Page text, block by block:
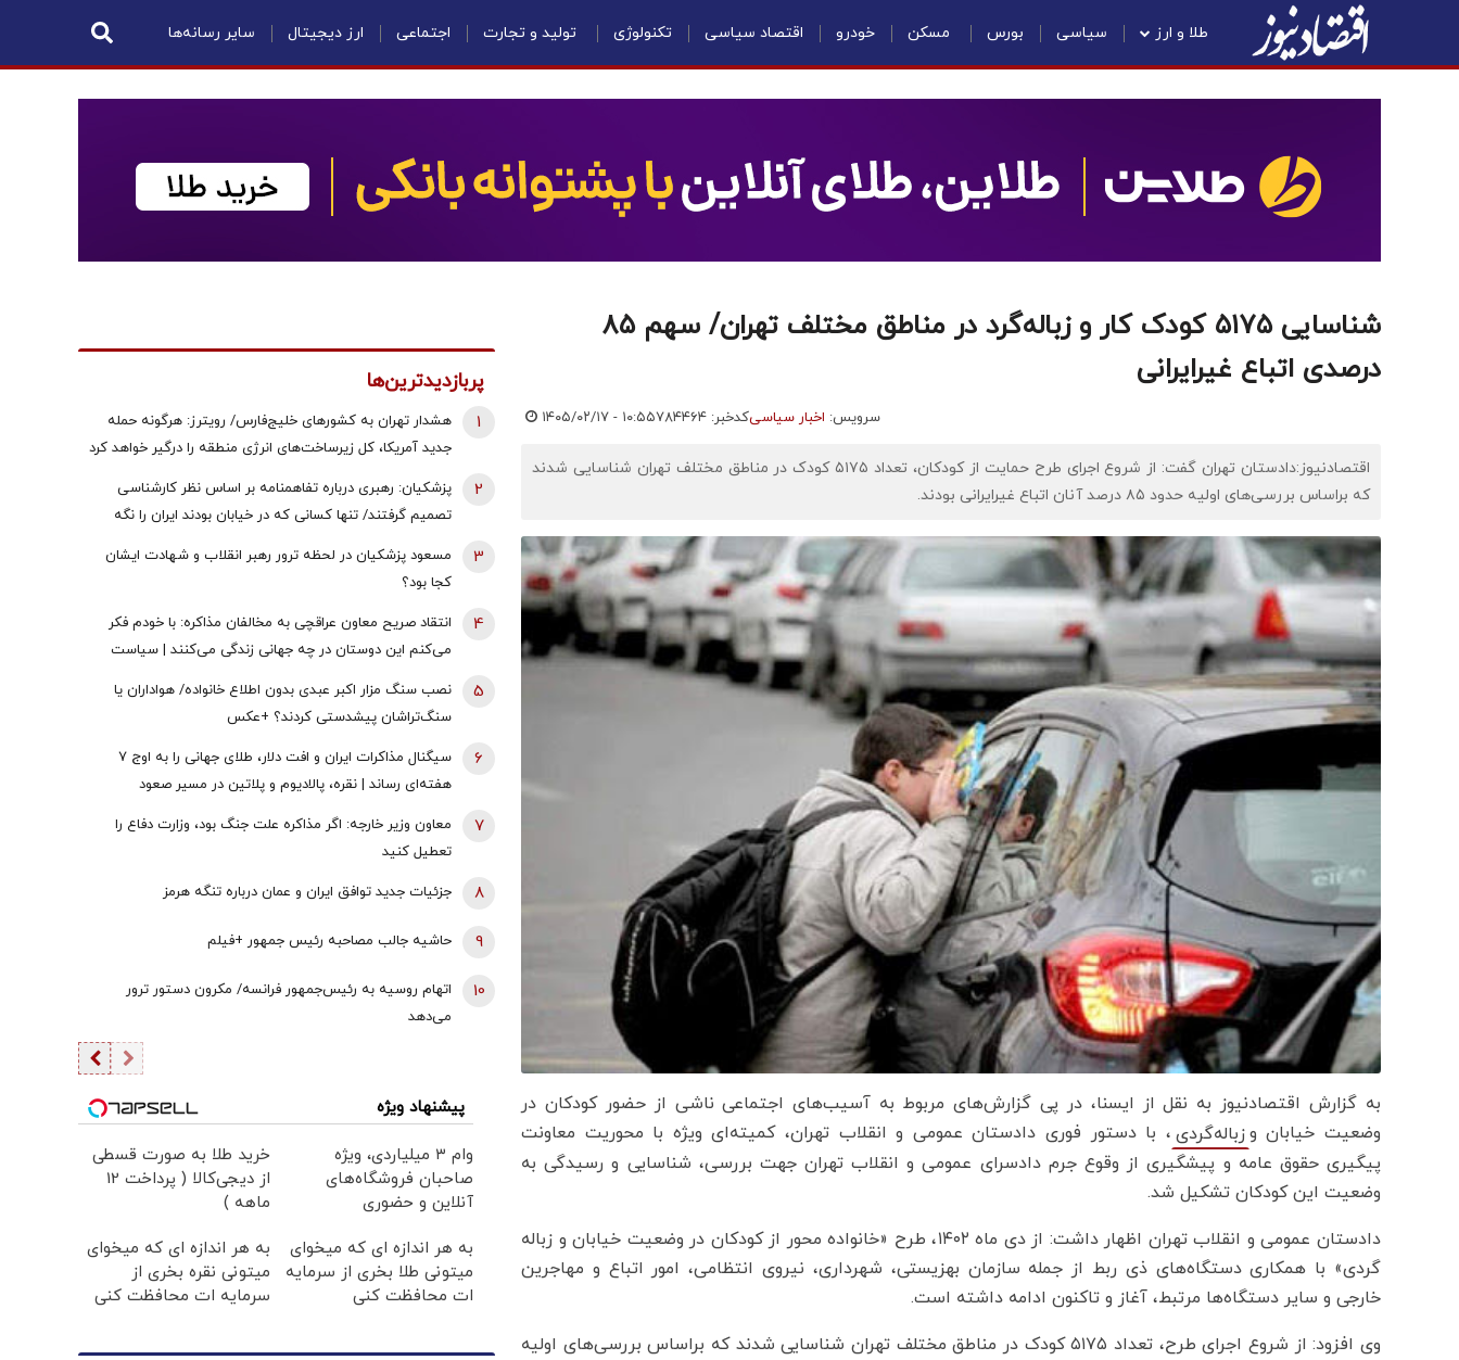
طلا و ارز سیاسی بورس مسکن خودرو اقتصاد سیاسی تکنولوژی تولید و تجارت اجتماعی ارز دیجیتال سایر رسانه‌ها
شناسایی ۵۱۷۵ کودک کار و زباله‌گرد در مناطق مختلف تهران/ سهم ۸۵
درصدی اتباع غیرایرانی
سرویس: اخبار سیاسیکدخبر: ۷۸۴۴۶۴ ۱۴۰۵/۰۲/۱۷ - ۱۰:۵۵
اقتصادنیوز:دادستان تهران گفت: از شروع اجرای طرح حمایت از کودکان، تعداد ۵۱۷۵ کودک در مناطق مختلف تهران شناسایی شدند
که براساس بررسی‌های اولیه حدود ۸۵ درصد آنان اتباع غیرایرانی بودند.
به گزارش اقتصادنیوز به نقل از ایسنا، در پی گزارش‌های مربوط به آسیب‌های اجتماعی ناشی از حضور کودکان در
وضعیت خیابان وزباله‌گردی ، با دستور فوری دادستان عمومی و انقلاب تهران، کمیته‌ای ویژه با محوریت معاونت
پیگیری حقوق عامه و پیشگیری از وقوع جرم دادسرای عمومی و انقلاب تهران جهت بررسی، شناسایی و رسیدگی به
وضعیت این کودکان تشکیل شد.
دادستان عمومی و انقلاب تهران اظهار داشت: از دی ماه ۱۴۰۲، طرح «خانواده محور از کودکان در وضعیت خیابان و زباله
گردی» با همکاری دستگاه‌های ذی ربط از جمله سازمان بهزیستی، شهرداری، نیروی انتظامی، امور اتباع و مهاجرین
خارجی و سایر دستگاه‌ها مرتبط، آغاز و تاکنون ادامه داشته است.
وی افزود: از شروع اجرای طرح، تعداد ۵۱۷۵ کودک در مناطق مختلف تهران شناسایی شدند که براساس بررسی‌های اولیه
پربازدیدترین‌ها
هشدار تهران به کشورهای خلیج‌فارس/ رویترز: هرگونه حمله
جدید آمریکا، کل زیرساخت‌های انرژی منطقه را درگیر خواهد کرد
1
پزشکیان: رهبری درباره تفاهمنامه بر اساس نظر کارشناسی
تصمیم گرفتند/ تنها کسانی که در خیابان بودند ایران را نگه
2
مسعود پزشکیان در لحظه ترور رهبر انقلاب و شهادت ایشان
کجا بود؟
3
انتقاد صریح معاون عراقچی به مخالفان مذاکره: با خودم فکر
می‌کنم این دوستان در چه جهانی زندگی می‌کنند | سیاست
خارجی عرصه تصمیم‌های دشوار و سنجش دقیق هزینه و فایده
است
4
نصب سنگ مزار اکبر عبدی بدون اطلاع خانواده/ هواداران یا
سنگ‌تراشان پیشدستی کردند؟ +عکس
5
سیگنال مذاکرات ایران و افت دلار، طلای جهانی را به اوج ۷
هفته‌ای رساند | نقره، پالادیوم و پلاتین در مسیر صعود
6
معاون وزیر خارجه: اگر مذاکره علت جنگ بود، وزارت دفاع را
تعطیل کنید
7
جزئیات جدید توافق ایران و عمان درباره تنگه هرمز 8
حاشیه جالب مصاحبه رئیس جمهور +فیلم 9
اتهام روسیه به رئیس‌جمهور فرانسه/ مکرون دستور ترور
می‌دهد
10
پیشنهاد ویژه
وام ۳ میلیاردی، ویژه
صاحبان فروشگاه‌های
آنلاین و حضوری
خرید طلا به صورت قسطی
از دیجی‌کالا ( پرداخت 12
ماهه )
به هر اندازه ای که میخوای
میتونی طلا بخری از سرمایه
ات محافظت کنی
به هر اندازه ای که میخوای
میتونی نقره بخری از
سرمایه ات محافظت کنی